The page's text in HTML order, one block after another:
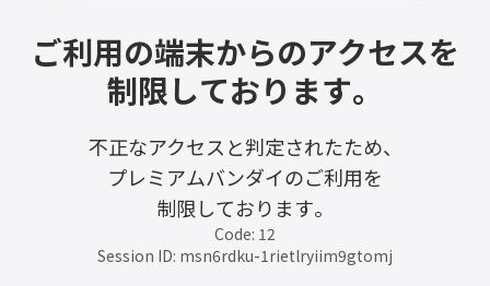
ご利用の端末からのアクセスを
制限しております。
不正なアクセスと判定されたため、
プレミアムバンダイのご利用を
制限しております。
Code: 12
Session ID: msn6rdku-1rietlryiim9gtomj